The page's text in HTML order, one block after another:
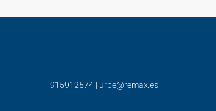
915912574 | urbe@remax.es